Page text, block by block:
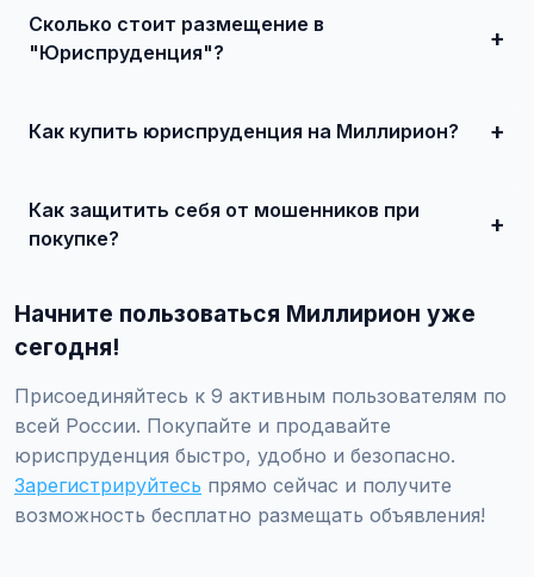
Юриспруденция", заполните форму и опубликуйте.
Первые объявления — бесплатно!
Сколько стоит размещение в
"Юриспруденция"?
доступно платное продвижение всего от 500 ₽ в месяц.
Как купить юриспруденция на Миллирион?
встрече и совершите сделку.
Как защитить себя от мошенников при
покупке?
предоплату незнакомцам.
Начните пользоваться Миллирион уже
сегодня!
Присоединяйтесь к 9 активным пользователям по
всей России. Покупайте и продавайте
юриспруденция быстро, удобно и безопасно.
Зарегистрируйтесь прямо сейчас и получите
возможность бесплатно размещать объявления!